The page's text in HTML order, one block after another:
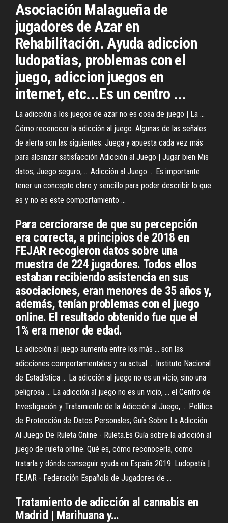
Asociación Malagueña de
jugadores de Azar en
Rehabilitación. Ayuda adiccion
ludopatias, problemas con el
juego, adiccion juegos en
internet, etc...Es un centro ...
La adicción a los juegos de azar no es cosa de juego | La ...
Cómo reconocer la adicción al juego. Algunas de las señales
de alerta son las siguientes: Juega y apuesta cada vez más
para alcanzar satisfacción Adicción al Juego | Jugar bien Mis
datos; Juego seguro; ... Adicción al Juego ... Es importante
tener un concepto claro y sencillo para poder describir lo que
es y no es este comportamiento ...
Para cerciorarse de que su percepción
era correcta, a principios de 2018 en
FEJAR recogieron datos sobre una
muestra de 224 jugadores. Todos ellos
estaban recibiendo asistencia en sus
asociaciones, eran menores de 35 años y,
además, tenían problemas con el juego
online. El resultado obtenido fue que el
1% era menor de edad.
La adicción al juego aumenta entre los más ... son las
adicciones comportamentales y su actual ... Instituto Nacional
de Estadística ... La adicción al juego no es un vicio, sino una
peligrosa ... La adicción al juego no es un vicio, ... el Centro de
Investigación y Tratamiento de la Adicción al Juego, ... Política
de Protección de Datos Personales; Guía Sobre La Adicción
Al Juego De Ruleta Online - Ruleta.Es Guía sobre la adicción al
juego de ruleta online. Qué es, cómo reconocerla, como
tratarla y dónde conseguir ayuda en España 2019. Ludopatía |
FEJAR - Federación Española de Jugadores de ...
Tratamiento de adicción al cannabis en
Madrid | Marihuanay…